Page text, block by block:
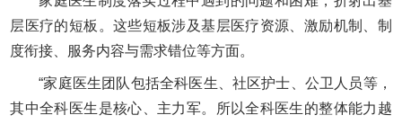
层医疗的短板。这些短板涉及基层医疗资源、激励机制、制
度衔接、服务内容与需求错位等方面。
“家庭医生团队包括全科医生、社区护士、公卫人员等，
其中全科医生是核心、主力军。所以全科医生的整体能力越